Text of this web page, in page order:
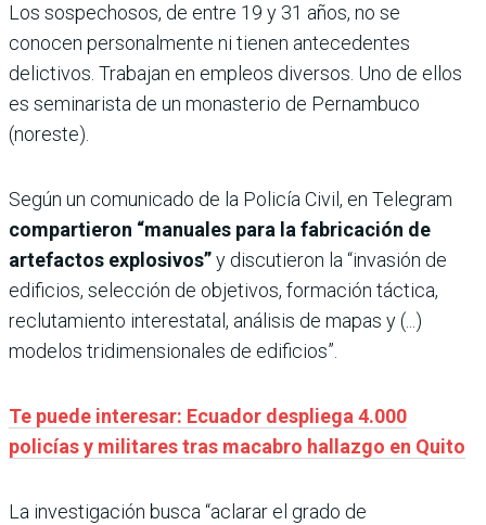
Los sospechosos, de entre 19 y 31 años, no se
conocen personalmente ni tienen antecedentes
delictivos. Trabajan en empleos diversos. Uno de ellos
es seminarista de un monasterio de Pernambuco
(noreste).
Según un comunicado de la Policía Civil, en Telegram
compartieron “manuales para la fabricación de
artefactos explosivos”y discutieron la “invasión de
edificios, selección de objetivos, formación táctica,
reclutamiento interestatal, análisis de mapas y (...)
modelos tridimensionales de edificios”.
Te puede interesar: Ecuador despliega 4.000
policías y militares tras macabro hallazgo en Quito
La investigación busca “aclarar el grado de